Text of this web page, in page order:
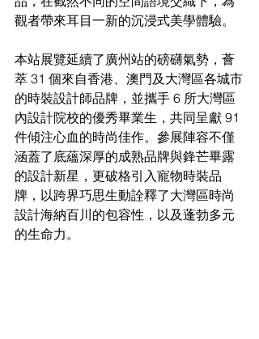
觀者帶來耳目一新的沉浸式美學體驗。
本站展覽延續了廣州站的磅礴氣勢，薈
萃 31 個來自香港、澳門及大灣區各城市
的時裝設計師品牌，並攜手 6 所大灣區
內設計院校的優秀畢業生，共同呈獻 91
件傾注心血的時尚佳作。參展陣容不僅
涵蓋了底蘊深厚的成熟品牌與鋒芒畢露
的設計新星，更破格引入寵物時裝品
牌，以跨界巧思生動詮釋了大灣區時尚
設計海納百川的包容性，以及蓬勃多元
的生命力。